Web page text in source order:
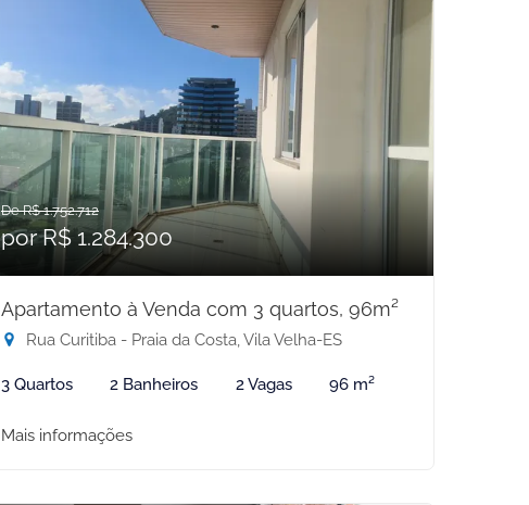
De R$ 1.752.712
por R$ 1.284.300
Apartamento à Venda com 3 quartos, 96m²
Rua Curitiba - Praia da Costa, Vila Velha-ES
3 Quartos 2 Banheiros 2 Vagas 96 m²
Mais informações